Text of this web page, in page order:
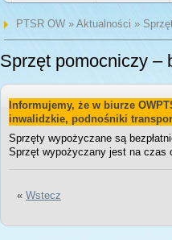
PTSR OW» Aktualności »
Sprzęt pomocniczy –
Informujemy, że w biurze
inwalidzkie, podnośniki
Sprzęty wypożyczane są
Sprzęt wypożyczany jest na czas
« Wstecz